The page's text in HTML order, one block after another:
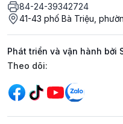
84-24-39342724
41-43 phố Bà Triệu,
Phát triển và vận hành bởi
Mạng xã hội
Theo dõi: